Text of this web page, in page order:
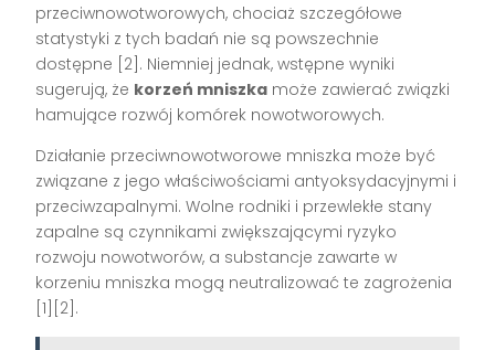
przeciwnowotworowych, chociaż szczegółowe
statystyki z tych badań nie są powszechnie
dostępne [2]. Niemniej jednak, wstępne wyniki
sugerują, że korzeń mniszka może zawierać związki
hamujące rozwój komórek nowotworowych.
Działanie przeciwnowotworowe mniszka może być
związane z jego właściwościami antyoksydacyjnymi i
przeciwzapalnymi. Wolne rodniki i przewlekłe stany
zapalne są czynnikami zwiększającymi ryzyko
rozwoju nowotworów, a substancje zawarte w
korzeniu mniszka mogą neutralizować te zagrożenia
[1][2].